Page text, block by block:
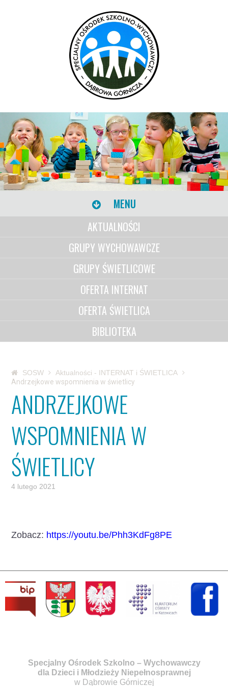
MENU
AKTUALNOŚCI
GRUPY WYCHOWAWCZE
GRUPY ŚWIETLICOWE
OFERTA INTERNAT
OFERTA ŚWIETLICA
BIBLIOTEKA
SOSW
Aktualności - INTERNAT i ŚWIETLICA
Andrzejkowe wspomnienia w świetlicy
ANDRZEJKOWE
WSPOMNIENIA W
ŚWIETLICY
4 lutego 2021
Zobacz: https://youtu.be/Phh3KdFg8PE
Specjalny Ośrodek Szkolno – Wychowawczy
dla Dzieci i Młodzieży Niepełnosprawnej
w Dąbrowie Górniczej